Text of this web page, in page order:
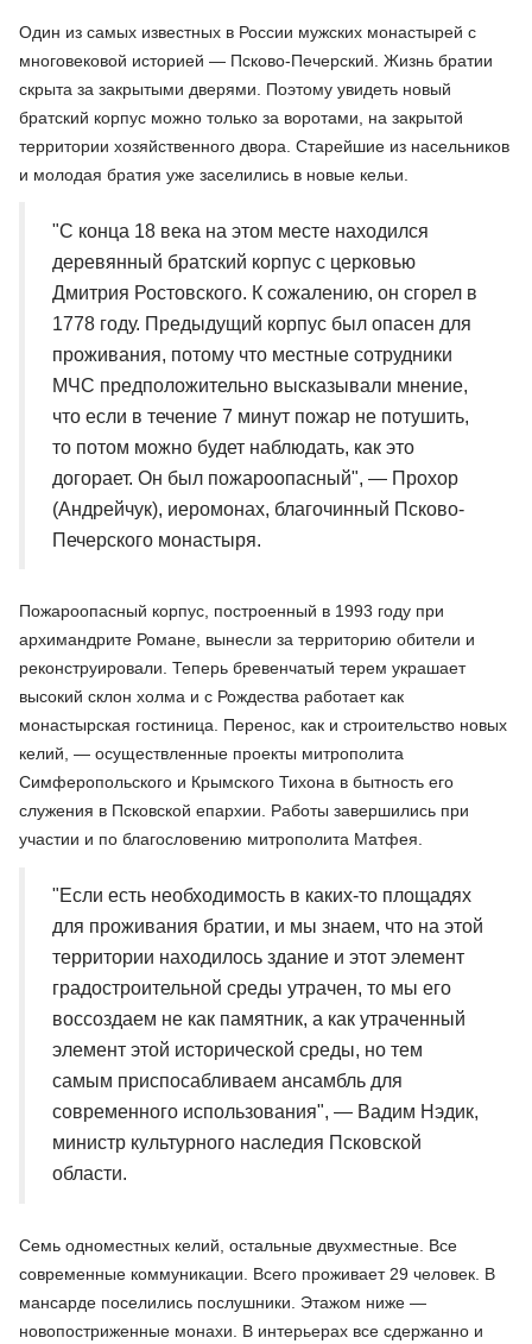
Один из самых известных в России мужских монастырей с
многовековой историей — Псково-Печерский. Жизнь братии
скрыта за закрытыми дверями. Поэтому увидеть новый
братский корпус можно только за воротами, на закрытой
территории хозяйственного двора. Старейшие из насельников
и молодая братия уже заселились в новые кельи.
"С конца 18 века на этом месте находился
деревянный братский корпус с церковью
Дмитрия Ростовского. К сожалению, он сгорел в
1778 году. Предыдущий корпус был опасен для
проживания, потому что местные сотрудники
МЧС предположительно высказывали мнение,
что если в течение 7 минут пожар не потушить,
то потом можно будет наблюдать, как это
догорает. Он был пожароопасный", — Прохор
(Андрейчук), иеромонах, благочинный Псково-
Печерского монастыря.
Пожароопасный корпус, построенный в 1993 году при
архимандрите Романе, вынесли за территорию обители и
реконструировали. Теперь бревенчатый терем украшает
высокий склон холма и с Рождества работает как
монастырская гостиница. Перенос, как и строительство новых
келий, — осуществленные проекты митрополита
Симферопольского и Крымского Тихона в бытность его
служения в Псковской епархии. Работы завершились при
участии и по благословению митрополита Матфея.
"Если есть необходимость в каких-то площадях
для проживания братии, и мы знаем, что на этой
территории находилось здание и этот элемент
градостроительной среды утрачен, то мы его
воссоздаем не как памятник, а как утраченный
элемент этой исторической среды, но тем
самым приспосабливаем ансамбль для
современного использования", — Вадим Нэдик,
министр культурного наследия Псковской
области.
Семь одноместных келий, остальные двухместные. Все
современные коммуникации. Всего проживает 29 человек. В
мансарде поселились послушники. Этажом ниже —
новопостриженные монахи. В интерьерах все сдержанно и